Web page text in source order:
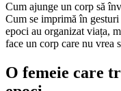
Cum ajunge un corp să
Cum se imprimă în
epoci au organizat viața,
face un corp care nu vrea
O femeie care